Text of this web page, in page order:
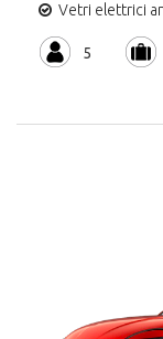
Vetri elettrici
5